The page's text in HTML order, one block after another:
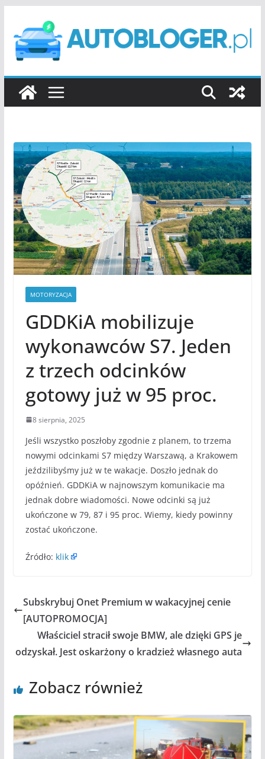
treści
MOTORYZACJA
GDDKiA mobilizuje
wykonawców S7. Jeden
z trzech odcinków
gotowy już w 95 proc.
8 sierpnia, 2025
Jeśli wszystko poszłoby zgodnie z planem, to trzema
nowymi odcinkami S7 między Warszawą, a Krakowem
jeździlibyśmy już w te wakacje. Doszło jednak do
opóźnień. GDDKiA w najnowszym komunikacie ma
jednak dobre wiadomości. Nowe odcinki są już
ukończone w 79, 87 i 95 proc. Wiemy, kiedy powinny
zostać ukończone.
Źródło: klik
Subskrybuj Onet Premium w wakacyjnej cenie
[AUTOPROMOCJA]
Właściciel stracił swoje BMW, ale dzięki GPS je
odzyskał. Jest oskarżony o kradzież własnego auta
Zobacz również